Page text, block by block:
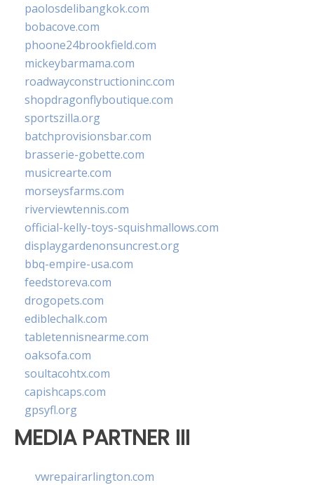
paolosdelibangkok.com
bobacove.com
phoone24brookfield.com
mickeybarmama.com
roadwayconstructioninc.com
shopdragonflyboutique.com
sportszilla.org
batchprovisionsbar.com
brasserie-gobette.com
musicrearte.com
morseysfarms.com
riverviewtennis.com
official-kelly-toys-squishmallows.com
displaygardenonsuncrest.org
bbq-empire-usa.com
feedstoreva.com
drogopets.com
ediblechalk.com
tabletennisnearme.com
oaksofa.com
soultacohtx.com
capishcaps.com
gpsyfl.org
MEDIA PARTNER III
vwrepairarlington.com